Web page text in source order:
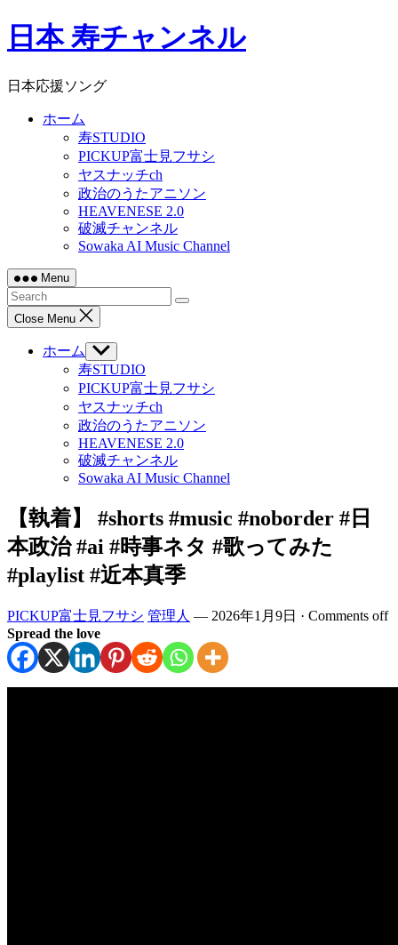
Skip
to日本 寿チャンネル
日本応援ソング
ホーム
寿STUDIO
PICKUP富士見フサシ
ヤスナッチch
政治のうたアニソン
HEAVENESE 2.0
破滅チャンネル
Sowaka AI Music Channel
Menu
Close Menu
ホーム
Show
sub
menu
寿STUDIO
PICKUP富士見フサシ
ヤスナッチch
政治のうたアニソン
HEAVENESE 2.0
破滅チャンネル
Sowaka AI Music Channel
【執着】 #shorts #music #noborder #日
本政治 #ai #時事ネタ #歌ってみた
#playlist #近本真季
PICKUP富士見フサシ 管理人 — 2026年1月9日 · Comments off
Spread the love